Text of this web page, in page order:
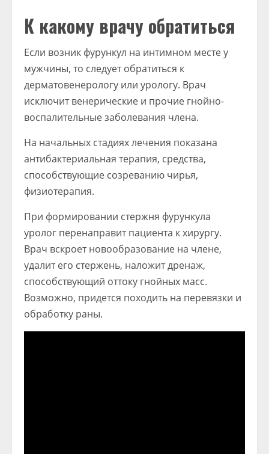
К какому врачу обратиться
Если возник фурункул на интимном месте у
мужчины, то следует обратиться к
дерматовенерологу или урологу. Врач
исключит венерические и прочие гнойно-
воспалительные заболевания члена.
На начальных стадиях лечения показана
антибактериальная терапия, средства,
способствующие созреванию чирья,
физиотерапия.
При формировании стержня фурункула
уролог перенаправит пациента к хирургу.
Врач вскроет новообразование на члене,
удалит его стержень, наложит дренаж,
способствующий оттоку гнойных масс.
Возможно, придется походить на перевязки и
обработку раны.